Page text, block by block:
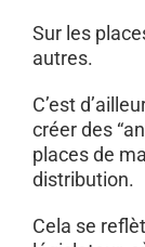
Sur les
autres.
C’est
créer des
places de
distribution.
Cela se